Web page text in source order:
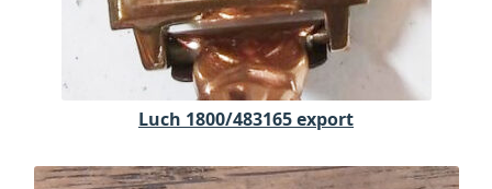
Luch 1800/483165 export